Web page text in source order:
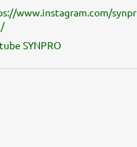
www.instagram.com/synpr
SYNPRO